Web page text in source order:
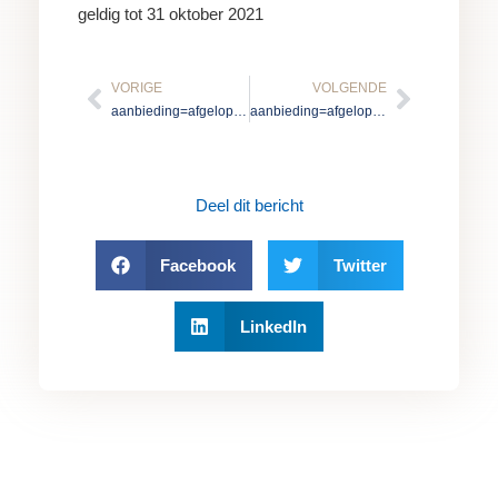
geldig tot 31 oktober 2021
Vorige
VORIGE
VOLGENDE
aanbieding=afgelopen
Deel dit bericht
Facebook Twitter
LinkedIn